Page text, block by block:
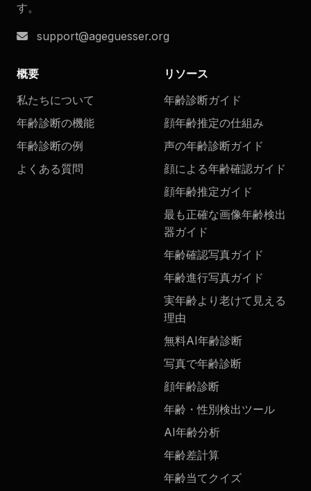
す。
support@ageguesser.org
概要
私たちについて
年齢診断の機能
年齢診断の例
よくある質問
リソース
年齢診断ガイド
顔年齢推定の仕組み
声の年齢診断ガイド
顔による年齢確認ガイド
顔年齢推定ガイド
最も正確な画像年齢検出
器ガイド
年齢確認写真ガイド
年齢進行写真ガイド
実年齢より老けて見える
理由
無料AI年齢診断
写真で年齢診断
顔年齢診断
年齢・性別検出ツール
AI年齢分析
年齢差計算
年齢当てクイズ